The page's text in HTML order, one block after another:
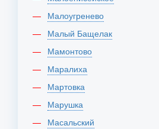
Малоугренево
Малый Бащелак
Мамонтово
Маралиха
Мартовка
Марушка
Масальский